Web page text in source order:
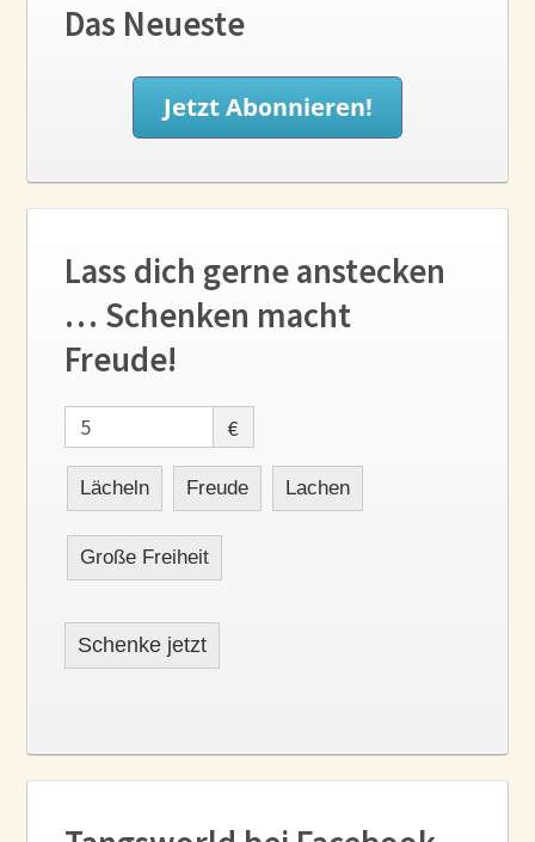
Das Neueste
Lass dich gerne anstecken
… Schenken macht
Freude!
€
Lächeln Freude Lachen
Große Freiheit
Schenke jetzt